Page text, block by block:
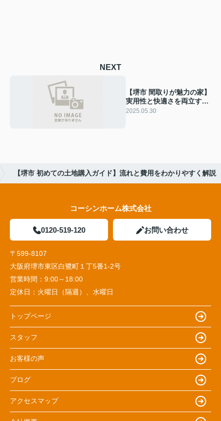
NEXT
【堺市 間取りが魅力の家】
実用性と快適さを両立する
設計
2025.05.30
【堺市 初めての土地購入ガイド】流れと費用をわかりやすく解説
コーシンホーム株式会社
0120-519-120 お問い合わせ
〒599-8107
大阪府堺市東区白鷺町１丁5番1‐2号
営業時間： 9:00～18:00
定休日： 火曜日（隔週）、水曜日
トップページ
スタッフ
お客様の声
ブログ
アクセスマップ